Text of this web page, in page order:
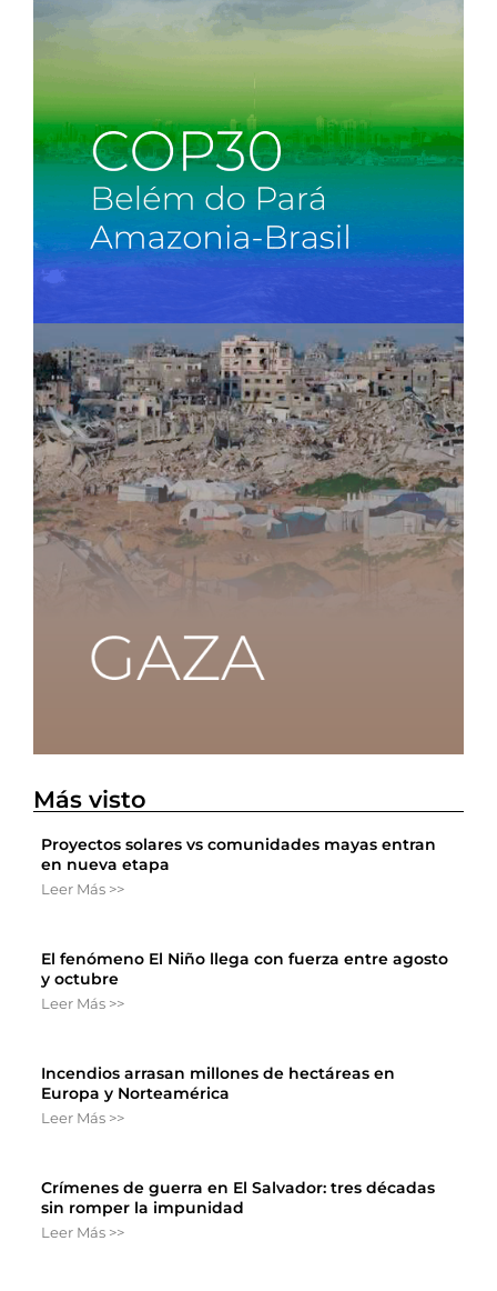
Más visto
Proyectos solares vs comunidades mayas entran
en nueva etapa
Leer Más >>
El fenómeno El Niño llega con fuerza entre agosto
y octubre
Leer Más >>
Incendios arrasan millones de hectáreas en
Europa y Norteamérica
Leer Más >>
Crímenes de guerra en El Salvador: tres décadas
sin romper la impunidad
Leer Más >>